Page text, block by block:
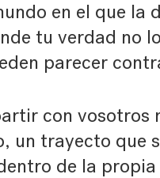
en el que la
tu verdad no
parecer
con vosotros
un trayecto que
de la